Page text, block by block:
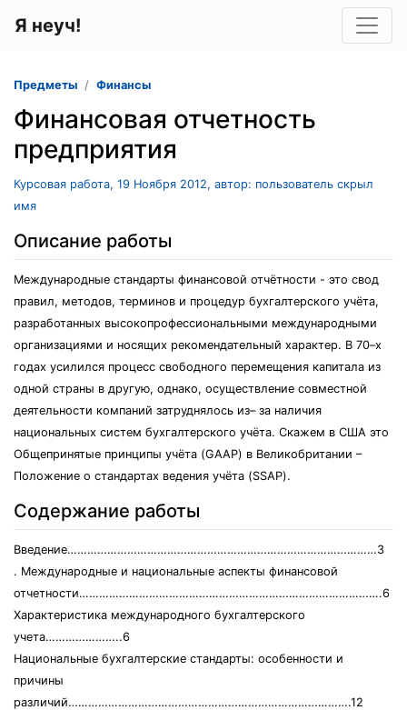
Я неуч!
Предметы Финансы
Финансовая отчетность
предприятия
Курсовая работа, 19 Ноября 2012, автор: пользователь скрыл
имя
Описание работы
Международные стандарты финансовой отчётности - это свод
правил, методов, терминов и процедур бухгалтерского учёта,
разработанных высокопрофессиональными международными
организациями и носящих рекомендательный характер. В 70–х
годах усилился процесс свободного перемещения капитала из
одной страны в другую, однако, осуществление совместной
деятельности компаний затруднялось из– за наличия
национальных систем бухгалтерского учёта. Скажем в США это
Общепринятые принципы учёта (GAAP) в Великобритании –
Положение о стандартах ведения учёта (SSAP).
Содержание работы
Введение…………………………………………………………………………………3
. Международные и национальные аспекты финансовой
отчетности……………………………………………………………………………….6
Характеристика международного бухгалтерского
учета…………………..6
Национальные бухгалтерские стандарты: особенности и
причины
различий………………………………………………………………………….12